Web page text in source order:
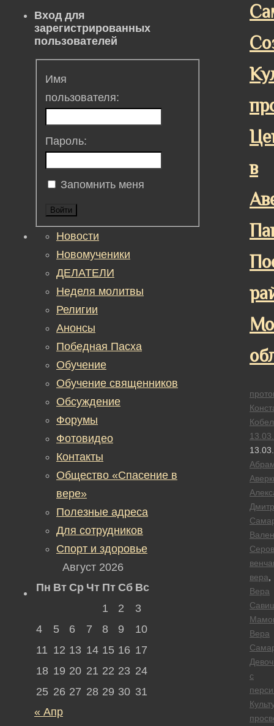
в
Серов
вера
Вера
Вера
с
Вход для
зарегистрированных
пользователей
Имя
пользователя:
Пароль:
Запомнить меня
Войти
Новости
Новомученики
ДЕЛАТЕЛИ
Неделя молитвы
Религии
Анонсы
Победная Пасха
Обучение
Обучение священников
Обсуждение
Форумы
Фотовидео
Контакты
Общество «Спасение в
вере»
Полезные адреса
Для сотрудников
Спорт и здоровье
Август 2026
Пн Вт Ср Чт Пт Сб Вс
1
2
3
4
5 6 7 8 9
10
11 12 13 14 15 16 17
18 19 20 21 22 23 24
25 26 27 28 29 30 31
« Апр